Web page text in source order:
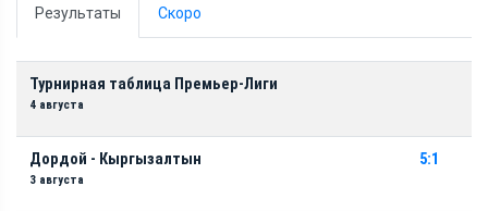
Результаты Скоро
Турнирная таблица Премьер-Лиги
4 августа
Дордой - Кыргызалтын
3 августа
5:1